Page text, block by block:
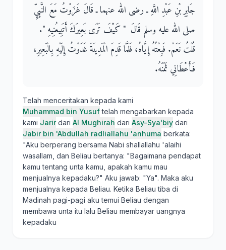
جَابِرِ بْنِ عَبْدِ اللَّهِ ـ رضى الله عنهما ـ قَالَ غَزَوْتُ مَعَ النَّبِيِّ
صلى الله عليه وسلم قَالَ ‏ "‏ كَيْفَ تَرَى بَعِيرَكَ أَتَبِيعُنِيهِ ‏"‏‏.‏
قُلْتُ نَعَمْ‏.‏ فَبِعْتُهُ إِيَّاهُ، فَلَمَّا قَدِمَ الْمَدِينَةَ غَدَوْتُ إِلَيْهِ بِالْبَعِيرِ،
فَأَعْطَانِي ثَمَنَهُ‏.‏
Telah menceritakan kepada kami
Muhammad bin Yusuftelah mengabarkan kepada
kami Jarirdari Al Mughirah dari Asy-Sya'biy dari
Jabir bin 'Abdullah radliallahu 'anhuma berkata:
"Aku berperang bersama Nabi shallallahu 'alaihi
wasallam, dan Beliau bertanya: "Bagaimana pendapat
kamu tentang unta kamu, apakah kamu mau
menjualnya kepadaku?" Aku jawab: "Ya". Maka aku
menjualnya kepada Beliau. Ketika Beliau tiba di
Madinah pagi-pagi aku temui Beliau dengan
membawa unta itu lalu Beliau membayar uangnya
kepadaku